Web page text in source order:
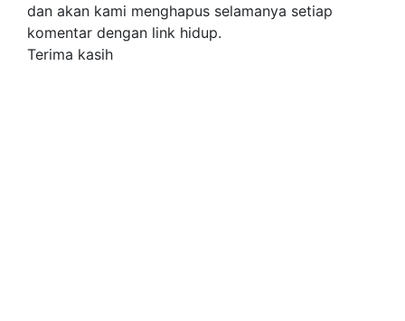
dan akan kami menghapus selamanya setiap
komentar dengan link hidup.
Terima kasih